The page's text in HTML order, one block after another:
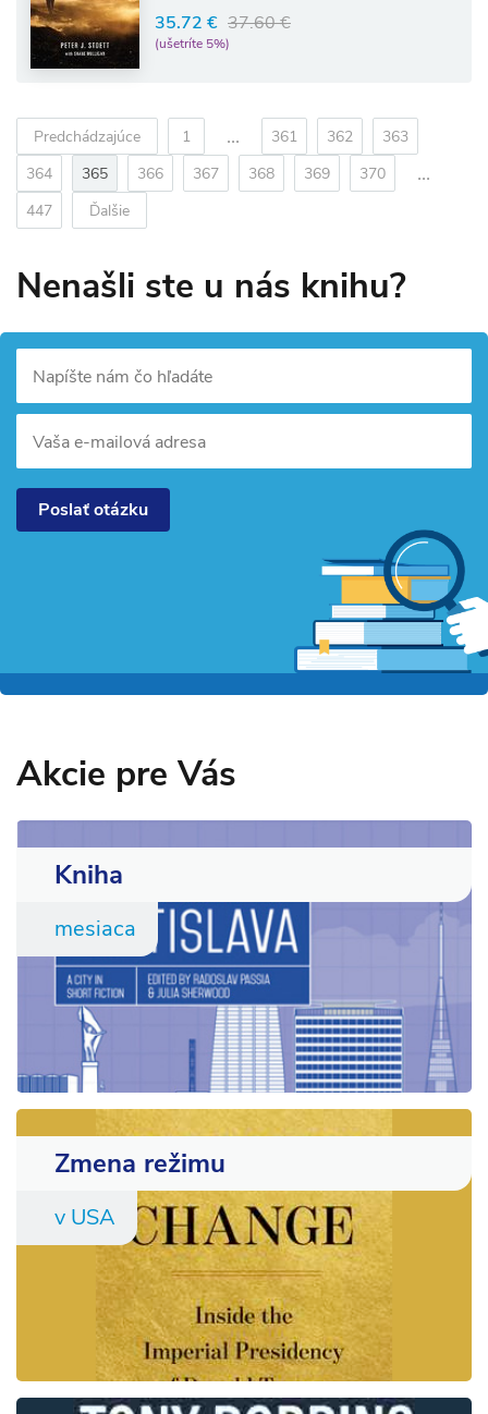
35.72 € 37.60 €
(ušetríte 5%)
Predchádzajúce 1 ... 361 362
363
364
365 366 367 368 369 370 ...
447 Ďalšie
Nenašli ste u nás knihu?
Napíšte nám čo hľadáte
Vaša e-mailová adresa
Poslať otázku
Akcie pre Vás
Kniha
mesiaca
Zmena režimu
v USA